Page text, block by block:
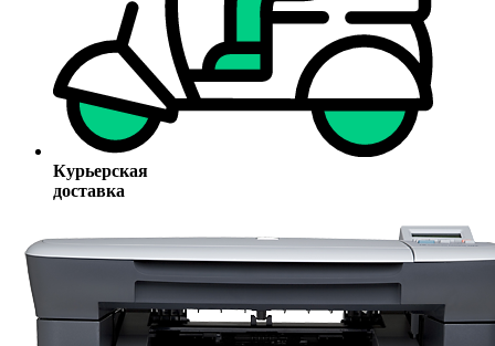
Курьерская
доставка